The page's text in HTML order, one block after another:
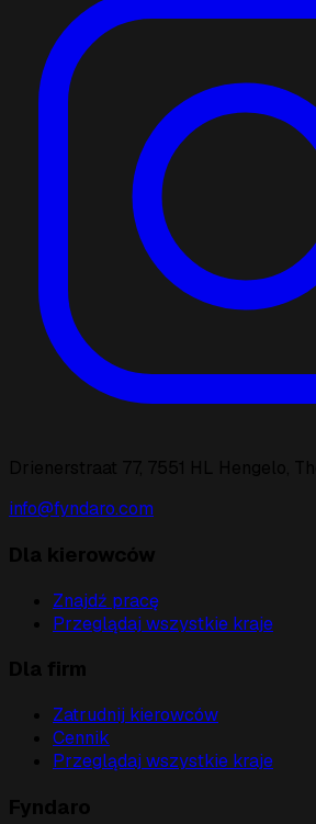
info@fyndaro.com
Znajdź pracę
Przeglądaj wszystkie kraje
Zatrudnij kierowców
Cennik
Przeglądaj wszystkie kraje